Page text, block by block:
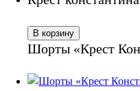
В корзину
Шорты «Крест